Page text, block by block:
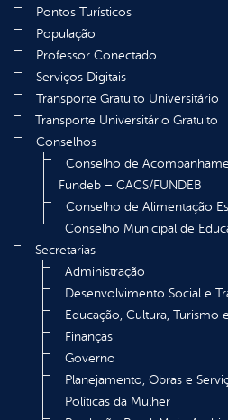
Pontos Turísticos
População
Professor Conectado
Serviços Digitais
Transporte Gratuito Universitário
Transporte Universitário Gratuito
Conselhos
Conselho de
Fundeb – CACS/FUNDEB
Conselho de Alimentação
Conselho Municipal de
Secretarias
Administração
Desenvolvimento Social e
Educação, Cultura, Turismo
Finanças
Governo
Planejamento, Obras e
Políticas da Mulher